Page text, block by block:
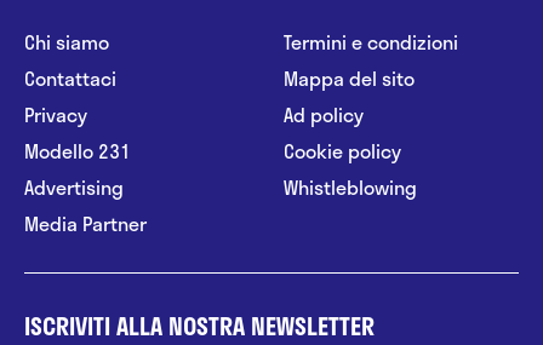
Chi siamo
Contattaci
Privacy
Modello 231
Advertising
Media Partner
Termini e condizioni
Mappa del sito
Ad policy
Cookie policy
Whistleblowing
ISCRIVITI ALLA NOSTRA NEWSLETTER